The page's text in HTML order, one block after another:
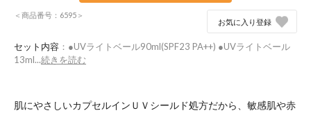
＜商品番号：6595＞
お気に入り登録
セット内容 ：●UVライトベール90ml(SPF23 PA++) ●UVライトベール
13ml...続きを読む
肌にやさしいカプセルインＵＶシールド処方だから、敏感肌や赤